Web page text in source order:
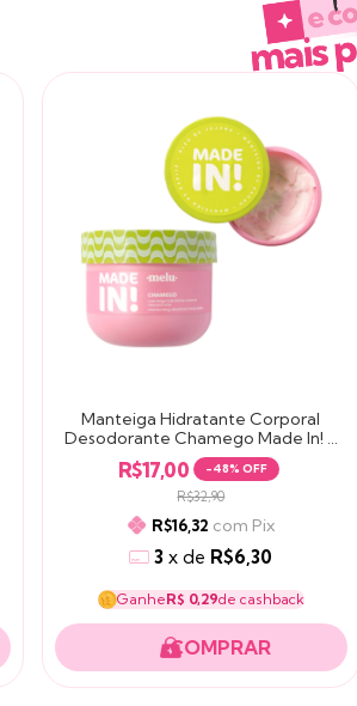
Manteiga Hidratante Corporal
Desodorante Chamego Made In! -
Melu by Ruby Rose
R$17,00 -48% OFF
R$32,90
R$16,32 com Pix
3 xde R$6,30
GanheR$ 0,29de cashback